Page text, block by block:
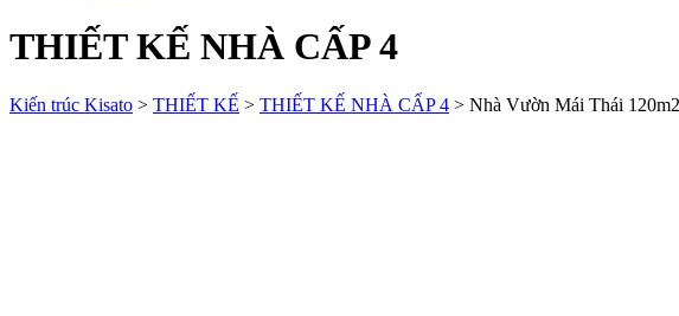
THIẾT KẾ NHÀ CẤP 4
Kiến trúc Kisato > THIẾT KẾ > THIẾT KẾ NHÀ CẤP 4 > Nhà Vườn Mái Thái